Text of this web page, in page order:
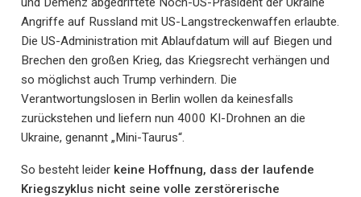
Angriffe auf Russland mit US-Langstreckenwaffen erlaubte.
Die US-Administration mit Ablaufdatum will auf Biegen und
Brechen den großen Krieg, das Kriegsrecht verhängen und
so möglichst auch Trump verhindern. Die
Verantwortungslosen in Berlin wollen da keinesfalls
zurückstehen und liefern nun 4000 KI-Drohnen an die
Ukraine, genannt „Mini-Taurus“.
So besteht leider keine Hoffnung, dass der laufende
Kriegszyklus nicht seine volle zerstörerische